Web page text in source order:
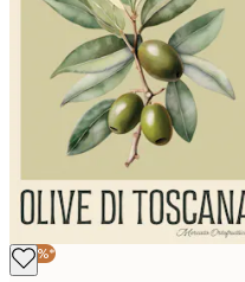
-40%*